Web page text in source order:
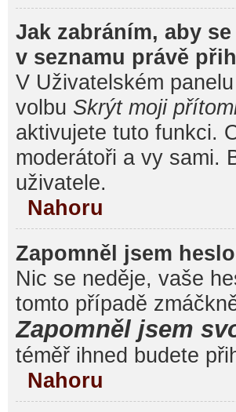
Jak zabráním, aby
v seznamu právě
V Uživatelském
volbu Skrýt moji
aktivujete tuto funkci.
moderátoři a vy sami.
uživatele.
Nahoru
Zapomněl jsem
Nic se neděje, vaše
tomto případě
Zapomněl jsem
téměř ihned budete
Nahoru